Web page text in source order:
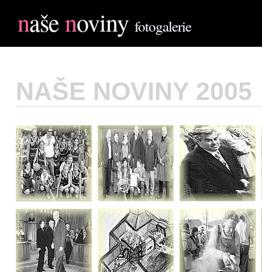
našenoviny fotogalerie
NAŠE NOVINY 2005